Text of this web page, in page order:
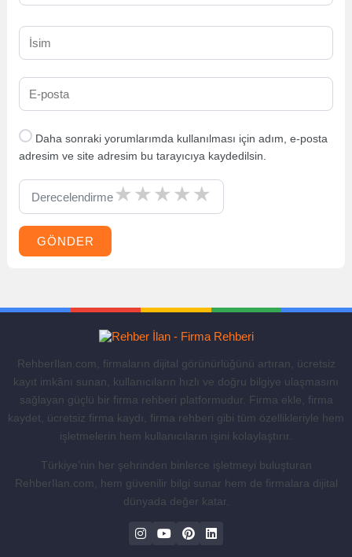
Daha sonraki yorumlarımda kullanılması için adım, e-posta
adresim ve site adresim bu tarayıcıya kaydedilsin.
Derecelendirme
GÖNDER
RehberIlan.com, firmaların dijital görünürlüğünü artıran, ücretsiz
kayıt imkânı sunan, kullanıcıların hızlı ve doğru bilgiye ulaşmasını
sağlayan güçlü bir firma rehberi platformudur. Firma ekle, firma
kaydet, ücretsiz firma kaydı, firma rehberi gibi tüm özellikleriyle hem
işletmelerin hem kullanıcıların işini kolaylaştırır.
Türkiye’nin her şehrinden binlerce işletmeyi buluşturan
RehberIlan.com, hem güvenilir bilgi sunar hem de firmalara dijital
dünyada değer katar.